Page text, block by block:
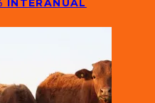
INTERANUAL